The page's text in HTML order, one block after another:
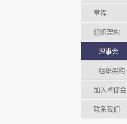
章程
组织架构
理事会
组织架构
加入卓促会
联系我们